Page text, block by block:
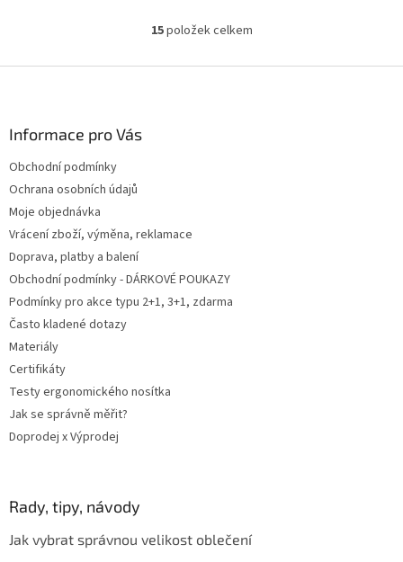
O
l
ý
p
i
15položek celkem
Informace pro Vás
Obchodní podmínky
Ochrana osobních údajů
Moje objednávka
Vrácení zboží, výměna, reklamace
Doprava, platby a balení
Obchodní podmínky - DÁRKOVÉ POUKAZY
Podmínky pro akce typu 2+1, 3+1, zdarma
Často kladené dotazy
Materiály
Certifikáty
Testy ergonomického nosítka
Jak se správně měřit?
Doprodej x Výprodej
Rady, tipy, návody
Jak vybrat správnou velikost oblečení